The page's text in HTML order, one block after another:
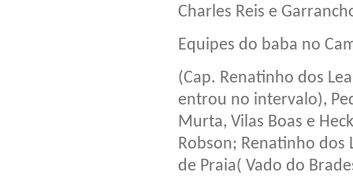
Charles Reis e
Equipes do baba no
(Cap. Renatinho dos
entrou no intervalo),
Murta, Vilas Boas e
Robson; Renatinho dos
de Praia( Vado do